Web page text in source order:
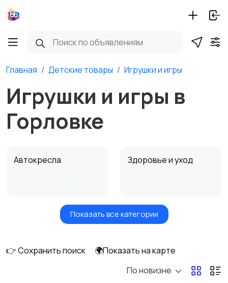
Главная Детские товары Игрушки и игры
Игрушки и игры в
Горловке
Автокресла Здоровье и уход
Игрушки и игры Детские коляски
Купание
Показать все категории
👉 Сохранить поиск
🌍Показать на карте
По новизне